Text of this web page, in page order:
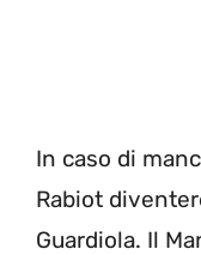
In caso di
Rabiot
Guardiola. Il